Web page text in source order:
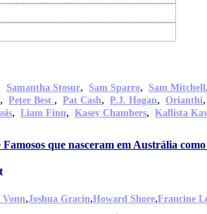
Samantha Stosur, Sam Sparro, Sam Mitchell
, Peter Best , Pat Cash, P.J. Hogan, Orianthi,
, Liam Finn, Kasey Chambers, Kallista
que nasceram em Austrália
Vonn,Joshua Gracin,Howard Shore,Francine